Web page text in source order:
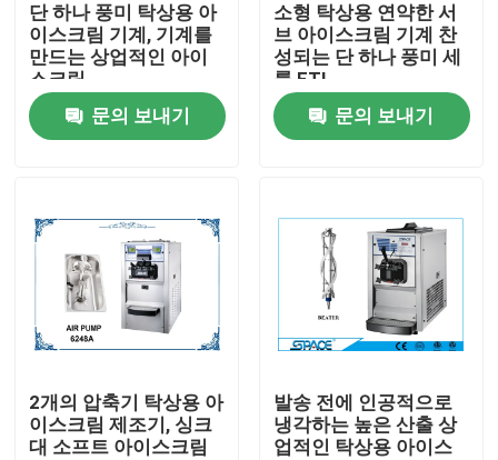
제품 소개
연약한 서브 아이스크림 기계
상업적인 아이스크림 기계
언 음료 진창 기계
요구르트 아이스크림 기계
단 하나 풍미 탁상용 아
이스크림 기계, 기계를
만드는 상업적인 아이
스크림
문의 보내기
소형 탁상용 연약한 서
브 아이스크림 기계 찬
성되는 단 하나 풍미 세
륨 ETL
문의 보내기
2개의 압축기 탁상용 아
이스크림 제조기, 싱크
대 소프트 아이스크림
발송 전에 인공적으로
냉각하는 높은 산출 상
업적인 탁상용 아이스